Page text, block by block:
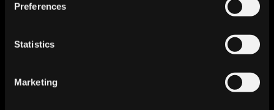
Preferences
Statistics
Marketing
zukunftsorientierte